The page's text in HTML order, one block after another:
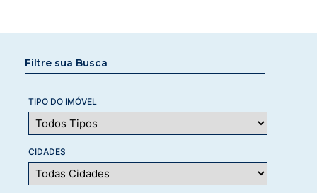
Filtre sua Busca
TIPO DO IMÓVEL
CIDADES